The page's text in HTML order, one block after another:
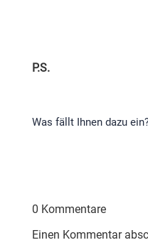
P.S.
Was fällt Ihnen dazu
0 Kommentare
Einen Kommentar